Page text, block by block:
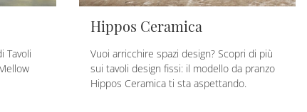
Tavoli
Hippos Ceramica
Vuoi arricchire spazi design? Scopri di più
sui tavoli design fissi: il modello da pranzo
Hippos Ceramica ti sta aspettando.